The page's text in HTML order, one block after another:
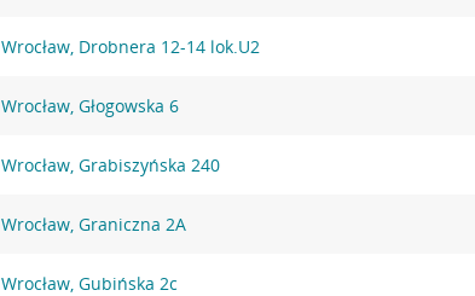
Wrocław, Drobnera 12-14 lok.U2
Wrocław, Głogowska 6
Wrocław, Grabiszyńska 240
Wrocław, Graniczna 2A
Wrocław, Gubińska 2c